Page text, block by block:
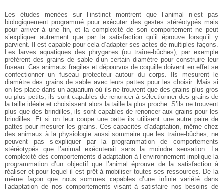
Les études menées sur l’instinct montrent que l’animal
n’est pas
biologiquement programmé pour exécuter des gestes stéréotypés mais
pour arriver à une fin, et la complexité de son comportement ne peut
s’expliquer autrement que par la satisfaction qu’il éprouve lorsqu’il
y
parvient. Il est capable pour cela d’adapter ses actes de multiples façons.
Les larves aquatiques des phryganes (ou traîne-bûches), par exemple
préfèrent des grains de sable d’un certain diamètre pour construire leur
fuseau. Ces animaux fragiles et dépourvus de coquille doivent eneffet se
confectionner un fuseau protecteur autour ducorps. Ils mesurent le
diamètre des grains de sable avec leurs pattes pour les choisir. Mais si
on les place dans un aquarium où ils ne trouvent que des grains plus gros
ou plus petits, ils sont capables de renoncer à sélectionnerdes grains de
la taille idéale et choisissent alors la taille la plus proche. S’ils ne trouvent
plus que des brindilles,
ils sont capables de renoncer aux grains pour les
brindilles. Et si on leur coupe une patte ils utilisent uneautre paire de
pattes pour mesurer les grains. Ces capacités d’adaptation, même chez
des animaux à laphysiologie aussi sommaire que les traîne-bûches, ne
peuvent pas s’expliquer par la programmation de comportements
stéréotypés que l’animal exécuterait sans la moindre sensation. La
complexité des comportements d’adaptation à l’environnement implique la
programmation d’un objectif que l’animal
éprouve de la satisfaction à
réaliser et pour lequel il est prêt à mobiliser toutes ses ressources. De la
même façonque nous sommes capables d’une infinie variété dans
l’adaptation de nos comportements visant à satisfaire nos besoins de